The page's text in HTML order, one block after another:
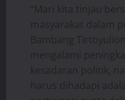
“Mari kita tinjau
masyarakat dalam
Bambang
mengalami
kesadaran politik,
harus dihadapi